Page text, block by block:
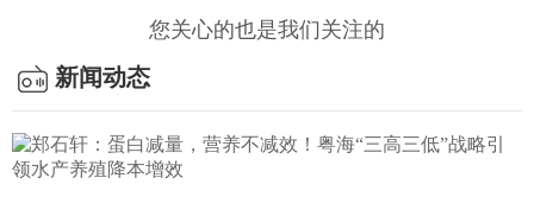
客户案例
您关心的也是我们关注的
新闻动态
饲料的质量标准有哪些？